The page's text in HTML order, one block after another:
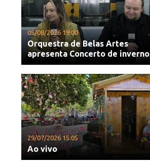
05/08/2026 19:00
Orquestra de Belas Artes
apresenta Concerto de inverno
29/07/2026 15:05
Ao vivo